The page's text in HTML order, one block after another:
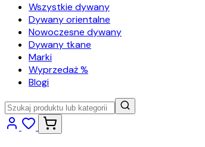
Wszystkie dywany
Dywany orientalne
Nowoczesne dywany
Dywany tkane
Marki
Wyprzedaż %
Blogi